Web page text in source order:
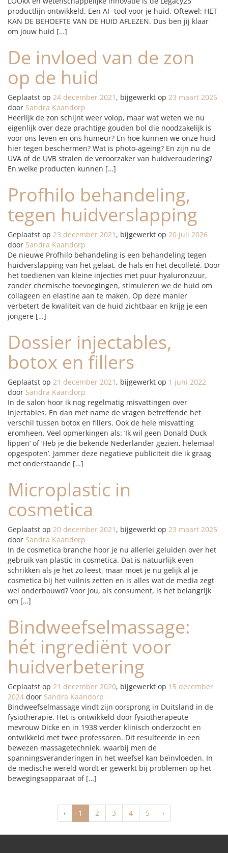
productlijn ontwikkeld. Een AI- tool voor je huid. Oftewel: HET
KAN DE BEHOEFTE VAN DE HUID AFLEZEN. Dus ben jij klaar
om jouw huid […]
De invloed van de zon
op de huid
Geplaatst op 24 december 2021 , bijgewerkt op 23 maart 2025
door Sandra Kaandorp
Heerlijk de zon schijnt weer volop, maar wat weten we nu
eigenlijk over deze prachtige gouden bol die noodzakelijk is
voor ons leven en ons humeur? En hoe kunnen we onze huid
hier tegen beschermen? Wat is photo-ageing? En zijn nu de
UVA of de UVB stralen de veroorzaker van huidveroudering?
En welke producten kunnen […]
Profhilo behandeling,
tegen huidverslapping
Geplaatst op 23 december 2021 , bijgewerkt op 20 juli 2026
door Sandra Kaandorp
De nieuwe Profhilo behandeling is een behandeling tegen
huidverslapping van het gelaat, de hals en het decolleté. Door
het toedienen van kleine injecties met puur hyaluronzuur,
zonder chemische toevoegingen, stimuleren we de huid om
collageen en elastine aan te maken. Op deze manier
verbetert de kwaliteit van de huid zichtbaar en krijg je een
jongere […]
Dossier injectables,
botox en fillers
Geplaatst op 21 december 2021 , bijgewerkt op 1 juni 2022
door Sandra Kaandorp
In de salon hoor ik nog regelmatig misvattingen over
injectables. En dan met name de vragen betreffende het
verschil tussen botox en fillers. Ook de hele misvatting
eromheen. Veel opmerkingen als: ‘Ik wil geen Donald Duck
lippen’ of ‘Heb je die bekende Nederlander gezien, helemaal
opgespoten’. Jammer deze negatieve publiciteit die ik graag
met onderstaande […]
Microplastic in
cosmetica
Geplaatst op 20 december 2021 , bijgewerkt op 23 maart 2025
door Sandra Kaandorp
In de cosmetica branche hoor je nu allerlei geluiden over het
gebruik van plastic in cosmetica. Dat is natuurlijk even
schrikken als je het zo leest, maar moet je nu gelijk al je
cosmetica bij het vuilnis zetten en is alles wat de media zegt
wel onderbouwd? Voor jou, als consument, is het belangrijk
om […]
Bindweefselmassage:
hét ingrediënt voor
huidverbetering
Geplaatst op 21 december 2020, bijgewerkt op 15 december
2024 door Sandra Kaandorp
Bindweefselmassage vindt zijn oorsprong in Duitsland in de
fysiotherapie. Het is ontwikkeld door fysiotherapeute
mevrouw Dicke en in 1938 verder klinisch onderzocht en
ontwikkeld met twee professoren. Dit resulteerde in een
bewezen massagetechniek, waarbij men de
spanningsveranderingen in het weefsel kan beïnvloeden. In
de medische wereld wordt er gewerkt bij problemen op het
bewegingsapparaat of […]
‹ 1
c
u
2 3 4 5 ›